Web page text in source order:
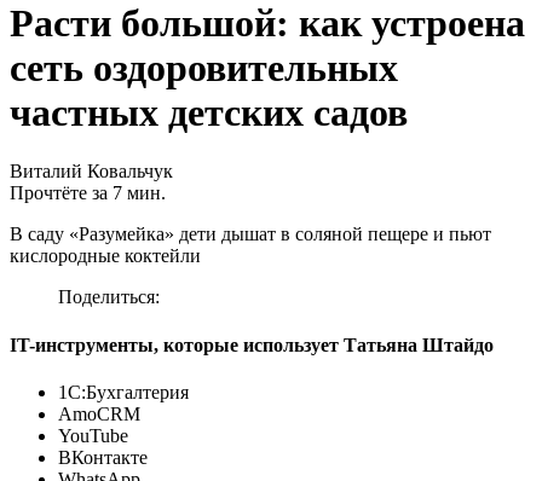
Расти большой: как устроена
сеть оздоровительных
частных детских садов
Виталий Ковальчук
Прочтёте за 7 мин.
В саду «Разумейка» дети дышат в соляной пещере и пьют
кислородные коктейли
Поделиться:
IT-инструменты, которые использует Татьяна Штайдо
1С:Бухгалтерия
AmoCRM
YouTube
ВКонтакте